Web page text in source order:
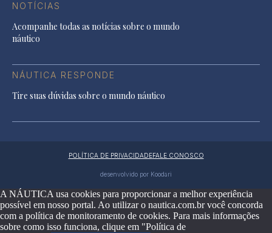
NOTÍCIAS
Acompanhe todas as notícias sobre o mundo
náutico
NÁUTICA RESPONDE
Tire suas dúvidas sobre o mundo náutico
POLÍTICA DE PRIVACIDADEFALE CONOSCO
desenvolvido por Koodari
A NÁUTICA usa cookies para proporcionar a melhor experiência
possível em nosso portal. Ao utilizar o nautica.com.br você concorda
com a política de monitoramento de cookies. Para mais informações
sobre como isso funciona, clique em "Política de